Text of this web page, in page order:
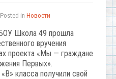
in Новости
Школа 49 прошла
вручения
проекта «Мы — граждане
Первых».
класса получили свой